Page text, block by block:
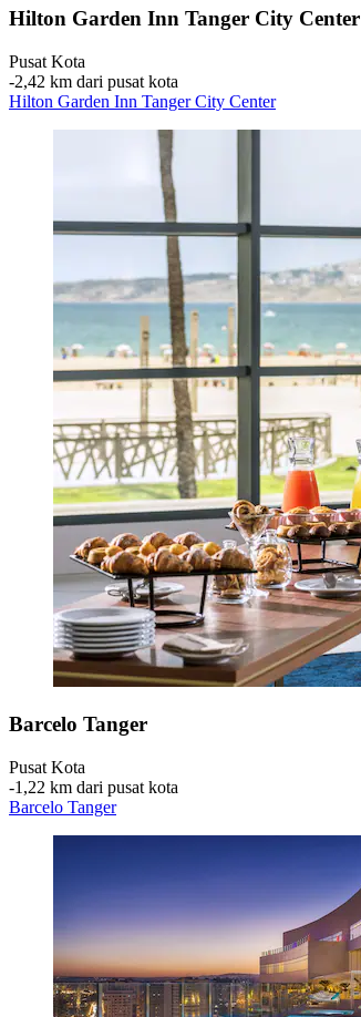
Hilton Garden Inn Tanger City Center
Pusat Kota
‐2,42 km dari pusat kota
Hilton Garden Inn Tanger City Center
Barcelo Tanger
Pusat Kota
‐1,22 km dari pusat kota
Barcelo Tanger